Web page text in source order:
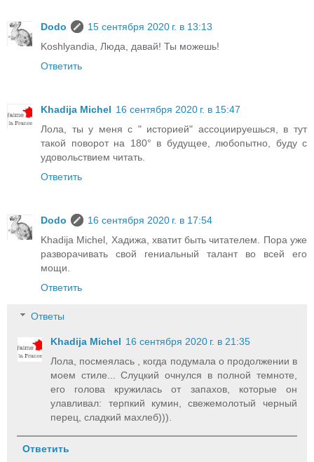
Dodo
15 сентября 2020 г. в 13:13
Koshlyandia, Люда, давай! Ты можешь!
Ответить
Khadija Michel 16 сентября 2020 г. в 15:47
Лола, ты у меня с " историей" ассоциируешься, в тут
такой поворот на 180° в будущее, любопытно, буду с
удовольствием читать.
Ответить
Dodo
16 сентября 2020 г. в 17:54
Khadija Michel, Хадижа, хватит быть читателем. Пора уже
разворачивать свой гениальный талант во всей его
мощи.
Ответить
Ответы
Khadija Michel 16 сентября 2020 г. в 21:35
Лола, посмеялась , когда подумала о продолжении в
моем стиле... Слуцкий очнулся в полной темноте,
его голова кружилась от запахов, которые он
улавливал: терпкий кумин, свежемолотый черный
перец, сладкий махлеб))).
Ответить